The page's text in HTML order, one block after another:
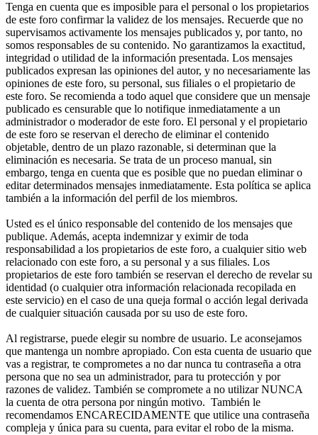
Tenga en cuenta que es imposible para el personal o los propietarios
de este foro confirmar la validez de los mensajes. Recuerde que no
supervisamos activamente los mensajes publicados y, por tanto, no
somos responsables de su contenido. No garantizamos la exactitud,
integridad o utilidad de la información presentada. Los mensajes
publicados expresan las opiniones del autor, y no necesariamente las
opiniones de este foro, su personal, sus filiales o el propietario de
este foro. Se recomienda a todo aquel que considere que un mensaje
publicado es censurable que lo notifique inmediatamente a un
administrador o moderador de este foro. El personal y el propietario
de este foro se reservan el derecho de eliminar el contenido
objetable, dentro de un plazo razonable, si determinan que la
eliminación es necesaria. Se trata de un proceso manual, sin
embargo, tenga en cuenta que es posible que no puedan eliminar o
editar determinados mensajes inmediatamente. Esta política se aplica
también a la información del perfil de los miembros.
Usted es el único responsable del contenido de los mensajes que
publique. Además, acepta indemnizar y eximir de toda
responsabilidad a los propietarios de este foro, a cualquier sitio web
relacionado con este foro, a su personal y a sus filiales. Los
propietarios de este foro también se reservan el derecho de revelar su
identidad (o cualquier otra información relacionada recopilada en
este servicio) en el caso de una queja formal o acción legal derivada
de cualquier situación causada por su uso de este foro.
Al registrarse, puede elegir su nombre de usuario. Le aconsejamos
que mantenga un nombre apropiado. Con esta cuenta de usuario que
vas a registrar, te comprometes a no dar nunca tu contraseña a otra
persona que no sea un administrador, para tu protección y por
razones de validez. También se compromete a no utilizar NUNCA
la cuenta de otra persona por ningún motivo. También le
recomendamos ENCARECIDAMENTE que utilice una contraseña
compleja y única para su cuenta, para evitar el robo de la misma.